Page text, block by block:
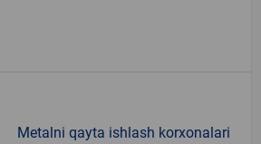
Metalni qayta ishlash korxonalari